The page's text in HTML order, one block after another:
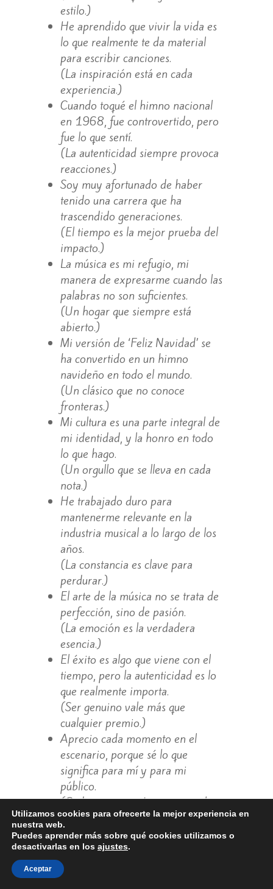
estilo.)
He aprendido que vivir la vida es
lo que realmente te da material
para escribir canciones.
(La inspiración está en cada
experiencia.)
Cuando toqué el himno nacional
en 1968, fue controvertido, pero
fue lo que sentí.
(La autenticidad siempre provoca
reacciones.)
Soy muy afortunado de haber
tenido una carrera que ha
trascendido generaciones.
(El tiempo es la mejor prueba del
impacto.)
La música es mi refugio, mi
manera de expresarme cuando las
palabras no son suficientes.
(Un hogar que siempre está
abierto.)
Mi versión de ‘Feliz Navidad’ se
ha convertido en un himno
navideño en todo el mundo.
(Un clásico que no conoce
fronteras.)
Mi cultura es una parte integral de
mi identidad, y la honro en todo
lo que hago.
(Un orgullo que se lleva en cada
nota.)
He trabajado duro para
mantenerme relevante en la
industria musical a lo largo de los
años.
(La constancia es clave para
perdurar.)
El arte de la música no se trata de
perfección, sino de pasión.
(La emoción es la verdadera
esencia.)
El éxito es algo que viene con el
tiempo, pero la autenticidad es lo
que realmente importa.
(Ser genuino vale más que
cualquier premio.)
Aprecio cada momento en el
escenario, porque sé lo que
significa para mí y para mi
público.
(Cada presentación es un regalo
compartido.)
La guitarra es mi compañera, mi
voz, y mi forma de comunicarme
con el mundo.
(Un lazo inseparable con el
Utilizamos cookies para ofrecerte la mejor experiencia en
nuestra web.
Puedes aprender más sobre qué cookies utilizamos o
desactivarlas en los ajustes.
Aceptar